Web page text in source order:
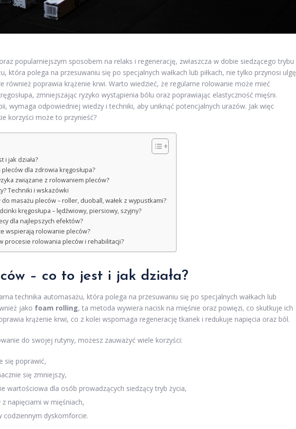
popularniejszym sposobem na relaks i regenerację, zwłaszcza w dobie siedzącego trybu
która polega na przesuwaniu się po specjalnych wałkach lub piłkach, nie tylko przynosi ulgę
również poprawia krążenie krwi. Warto wiedzieć, że regularne rolowanie może mieć
zmniejszając ryzyko wystąpienia bólu oraz poprawiając elastyczność mięśni.
wymaga odpowiedniej wiedzy i techniki, aby uniknąć potencjalnych urazów. Jak więc
korzyści może to przynieść?
i jak działa?
dla zdrowia kręgosłupa?
związane z rolowaniem pleców?
Techniki i wskazówki
masażu pleców – roller, duoball, wałek z wypustkami?
kręgosłupa – lędźwiowy, piersiowy, szyjny?
dla najlepszych efektów?
wspierają rolowanie pleców?
procesie rolowania pleców i rehabilitacji?
– co to jest i jak działa?
technika automasażu, która polega na przesuwaniu się po specjalnych wałkach lub
jako foam rolling, ta metoda wywiera nacisk na mięśnie oraz powięzi, co skutkuje ich
krążenie krwi, co z kolei wspomaga regenerację tkanek i redukuje napięcia oraz ból.
do swojej rutyny, możesz zauważyć wiele korzyści:
się poprawić,
się zmniejszy,
wartościowa dla osób prowadzących siedzący tryb życia,
napięciami w mięśniach,
codziennym dyskomforcie.